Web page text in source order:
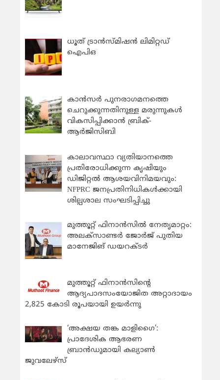
ധൂത് ട്രാൻസ്മിഷൻ ലിമിറ്റഡ്
ഐപിഒ
കാന്‍സര്‍ പുനരാഗമനത്തെ
ചെറുക്കുന്നതിനുള്ള മരുന്നുകള്‍
വികസിപ്പിക്കാന്‍ ബ്രിക്-
ആര്‍ജിസിബി
കാലാവസ്ഥാ വ്യതിയാനത്തെ
പ്രതിരോധിക്കുന്ന കൃഷിയും
ഡിജിറ്റൽ ആശയവിനിമയവും:
NFPRC ജനപ്രതിനിധികൾക്കായി
ശില്പശാല സംഘടിപ്പിച്ചു
മുത്തൂറ്റ് ഫിനാൻസിൽ നേതൃമാറ്റം:
അലക്സാണ്ടർ ജോർജ് പുതിയ
മാനേജിങ് ഡയറക്ടർ
മുത്തൂറ്റ് ഫിനാൻസിന്റെ
ആദ്യപാദസംയോജിത അറ്റാദായം
2,825 കോടി രൂപയായി ഉയർന്നു
‘അക്ഷയ തങ്ക മാളിഗൈ’:
പ്രാദേശിക ആഭരണ
ബ്രാന്‍ഡുമായി കല്യാണ്‍
ജുവലേഴ്‌സ്